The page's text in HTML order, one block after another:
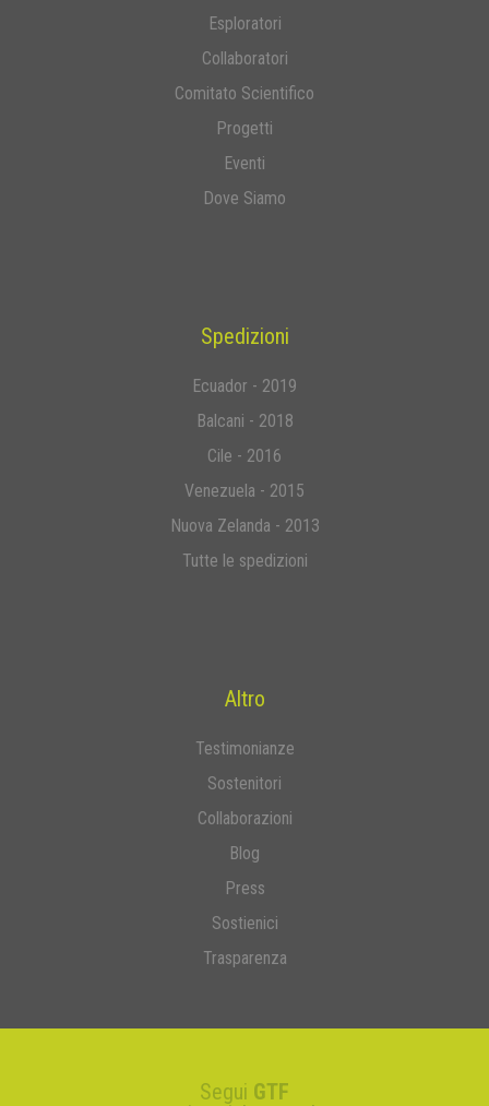
Esploratori
Collaboratori
Comitato Scientifico
Progetti
Eventi
Dove Siamo
Spedizioni
Ecuador - 2019
Balcani - 2018
Cile - 2016
Venezuela - 2015
Nuova Zelanda - 2013
Tutte le spedizioni
Altro
Testimonianze
Sostenitori
Collaborazioni
Blog
Press
Sostienici
Trasparenza
Segui GTF